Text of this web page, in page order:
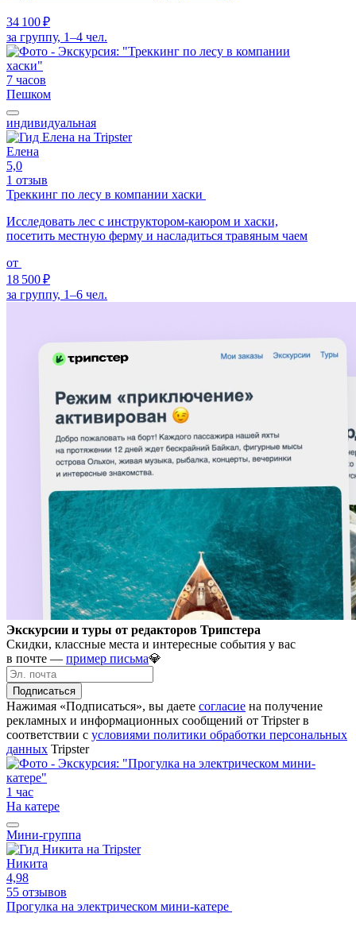
34 100 ₽
за группу, 1–4 чел.
7 часов
Пешком
индивидуальная
Елена
5,0
1 отзыв
Треккинг по лесу в компании хаски
Исследовать лес с инструктором-каюром и хаски,
посетить местную ферму и насладиться травяным чаем
от
18 500 ₽
за группу, 1–6 чел.
Экскурсии и туры от редакторов Трипстера
Скидки, классные места и интересные события у вас
в почте — пример письма💎
Подписаться
Нажимая «Подписаться», вы даете согласие на получение
рекламных и информационных сообщений от Tripster в
соответствии c условиями политики обработки персональных
данных Tripster
1 час
На катере
Мини-группа
Никита
4,98
55 отзывов
Прогулка на электрическом мини-катере